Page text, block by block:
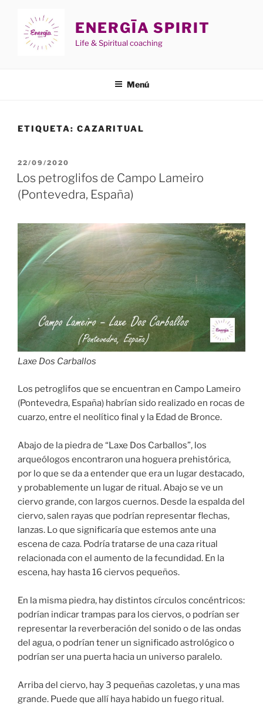
contenido
ENERGĪA SPIRIT
Life & Spiritual coaching
Menú
ETIQUETA: CAZARITUAL
PUBLICADO
EL
22/09/2020
Los petroglifos de Campo Lameiro
(Pontevedra, España)
Laxe Dos Carballos
Los petroglifos que se encuentran en Campo Lameiro
(Pontevedra, España) habrían sido realizado en rocas de
cuarzo, entre el neolítico final y la Edad de Bronce.
Abajo de la piedra de “Laxe Dos Carballos”, los
arqueólogos encontraron una hoguera prehistórica,
por lo que se da a entender que era un lugar destacado,
y probablemente un lugar de ritual. Abajo se ve un
ciervo grande, con largos cuernos. Desde la espalda del
ciervo, salen rayas que podrían representar flechas,
lanzas. Lo que significaría que estemos ante una
escena de caza. Podría tratarse de una caza ritual
relacionada con el aumento de la fecundidad. En la
escena, hay hasta 16 ciervos pequeños.
En la misma piedra, hay distintos círculos concéntricos:
podrían indicar trampas para los ciervos, o podrían ser
representar la reverberación del sonido o de las ondas
del agua, o podrían tener un significado astrológico o
podrían ser una puerta hacia un universo paralelo.
Arriba del ciervo, hay 3 pequeñas cazoletas, y una mas
grande. Puede que allí haya habido un fuego ritual.